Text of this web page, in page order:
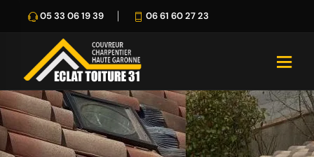
05 33 06 19 39 06 61 60 27 23